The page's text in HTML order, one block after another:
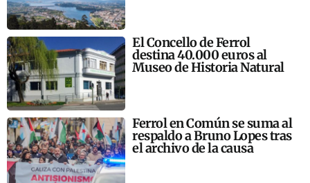
El Concello de Ferrol
destina 40.000 euros al
Museo de Historia Natural
Ferrol en Común se suma al
respaldo a Bruno Lopes tras
el archivo de la causa